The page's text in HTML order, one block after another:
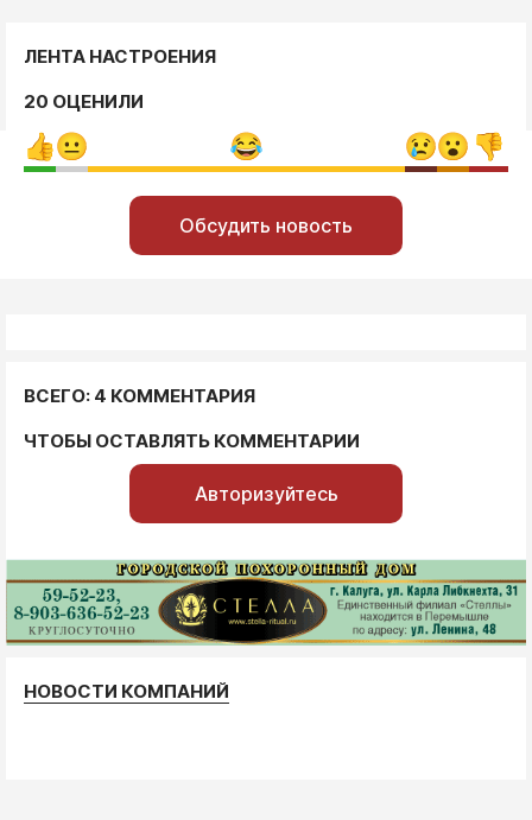
ЛЕНТА НАСТРОЕНИЯ
20 ОЦЕНИЛИ
Обсудить новость
ВСЕГО: 4 КОММЕНТАРИЯ
ЧТОБЫ ОСТАВЛЯТЬ КОММЕНТАРИИ
Авторизуйтесь
НОВОСТИ КОМПАНИЙ